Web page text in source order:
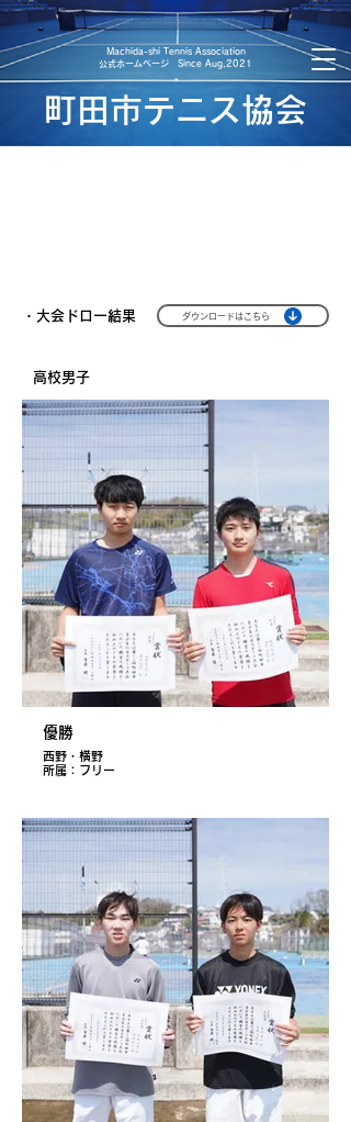
町田市テニス協会
​Machida-shi Tennis Association
​公式ホームページ Since Aug,2021
・大会ドロー結果 ダウンロードはこちら
​高校男子
優勝
西野・横野
所属：フリー